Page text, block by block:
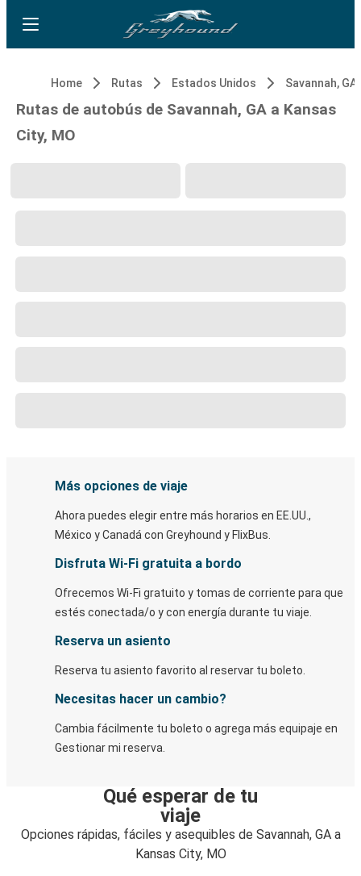
Home Rutas Estados Unidos Savannah, GA
Rutas de autobús de Savannah, GA a Kansas
City, MO
Más opciones de viaje
Ahora puedes elegir entre más horarios en EE.UU.,
México y Canadá con Greyhound y FlixBus.
Disfruta Wi-Fi gratuita a bordo
Ofrecemos Wi-Fi gratuito y tomas de corriente para que
estés conectada/o y con energía durante tu viaje.
Reserva un asiento
Reserva tu asiento favorito al reservar tu boleto.
Necesitas hacer un cambio?
Cambia fácilmente tu boleto o agrega más equipaje en
Gestionar mi reserva.
Qué esperar de tu
viaje
Opciones rápidas, fáciles y asequibles de Savannah, GA a
Kansas City, MO